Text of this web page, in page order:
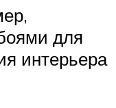
для
интерьера